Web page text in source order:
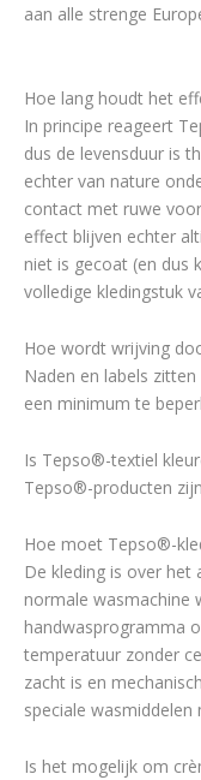
aan alle strenge
Hoe lang houdt het
In principe reageert
dus de levensduur is
echter van nature
contact met ruwe
effect blijven echter
niet is gecoat (en dus
volledige kledingstuk
Hoe wordt wrijving
Naden en labels
een minimum te
Is Tepso®-textiel
Tepso®-producten
Hoe moet Tepso®-
De kleding is over het
normale wasmachine
handwasprogramma
temperatuur zonder
zacht is en
speciale wasmiddelen
Is het mogelijk om